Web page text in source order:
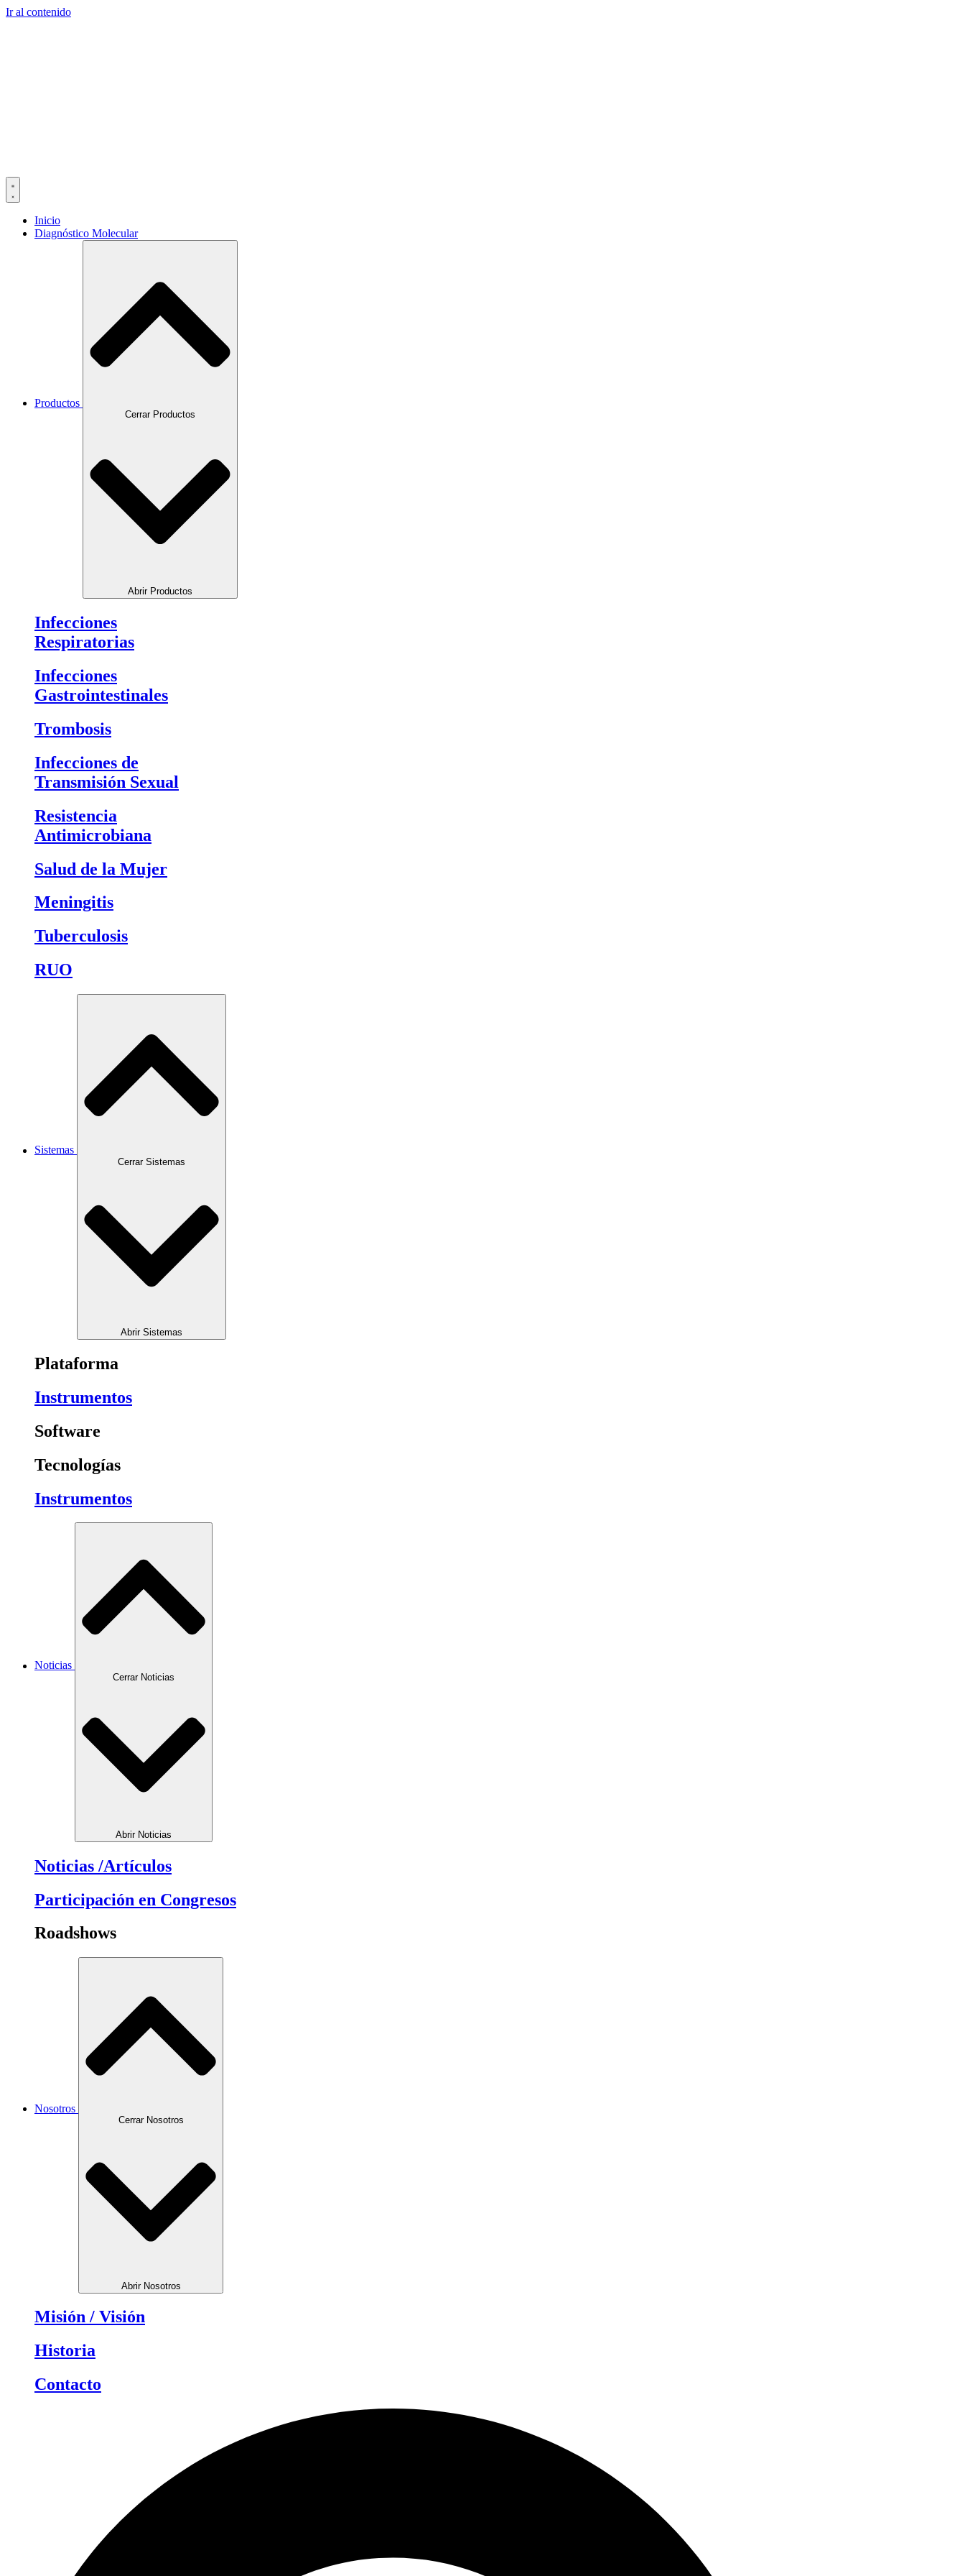
Ir al contenido
Inicio
Diagnóstico Molecular
Productos
Cerrar Productos
Abrir Productos
Infecciones
Respiratorias
Infecciones
Gastrointestinales
Trombosis
Infecciones de
Transmisión Sexual
Resistencia
Antimicrobiana
Salud de la Mujer
Meningitis
Tuberculosis
RUO
Sistemas
Cerrar Sistemas
Abrir Sistemas
Plataforma
Instrumentos
Software
Tecnologías
Instrumentos
Noticias
Cerrar Noticias
Abrir Noticias
Noticias /Artículos
Participación en Congresos
Roadshows
Nosotros
Cerrar Nosotros
Abrir Nosotros
Misión / Visión
Historia
Contacto